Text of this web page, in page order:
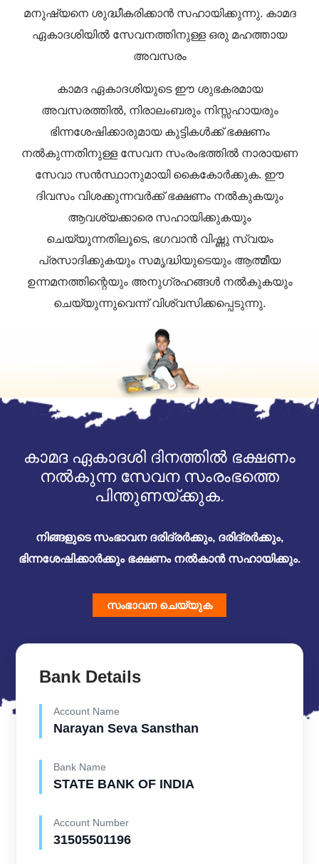
മനുഷ്യനെ ശുദ്ധീകരിക്കാൻ സഹായിക്കുന്നു. കാമദ
ഏകാദശിയിൽ സേവനത്തിനുള്ള ഒരു മഹത്തായ
അവസരം
കാമദ ഏകാദശിയുടെ ഈ ശുഭകരമായ
അവസരത്തിൽ, നിരാലംബരും നിസ്സഹായരും
ഭിന്നശേഷിക്കാരുമായ കുട്ടികൾക്ക് ഭക്ഷണം
നൽകുന്നതിനുള്ള സേവന സംരംഭത്തിൽ നാരായണ
സേവാ സൻസ്ഥാനുമായി കൈകോർക്കുക. ഈ
ദിവസം വിശക്കുന്നവർക്ക് ഭക്ഷണം നൽകുകയും
ആവശ്യക്കാരെ സഹായിക്കുകയും
ചെയ്യുന്നതിലൂടെ, ഭഗവാൻ വിഷ്ണു സ്വയം
പ്രസാദിക്കുകയും സമൃദ്ധിയുടെയും ആത്മീയ
ഉന്നമനത്തിന്റെയും അനുഗ്രഹങ്ങൾ നൽകുകയും
ചെയ്യുന്നുവെന്ന് വിശ്വസിക്കപ്പെടുന്നു.
കാമദ ഏകാദശി ദിനത്തിൽ ഭക്ഷണം
നൽകുന്ന സേവന സംരംഭത്തെ
പിന്തുണയ്ക്കുക.
നിങ്ങളുടെ സംഭാവന ദരിദ്രർക്കും, ദരിദ്രർക്കും,
ഭിന്നശേഷിക്കാർക്കും ഭക്ഷണം നൽകാൻ സഹായിക്കും.
സംഭാവന ചെയ്യുക
Bank Details
Account Name
Narayan Seva Sansthan
Bank Name
STATE BANK OF INDIA
Account Number
31505501196